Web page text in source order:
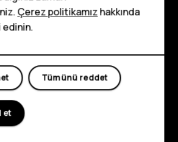
Youtube
Çerez politikamızhakkında
edinin.
Tümünü reddet
et